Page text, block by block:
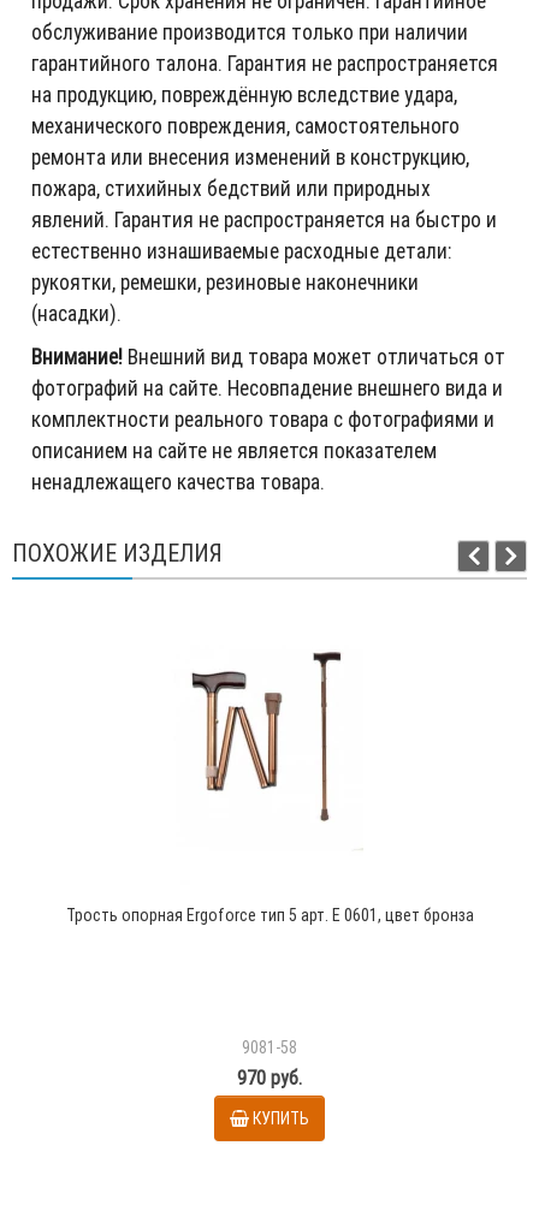
обслуживание производится только при наличии
гарантийного талона. Гарантия не распространяется
на продукцию, повреждённую вследствие удара,
механического повреждения, самостоятельного
ремонта или внесения изменений в конструкцию,
пожара, стихийных бедствий или природных
явлений. Гарантия не распространяется на быстро и
естественно изнашиваемые расходные детали:
рукоятки, ремешки, резиновые наконечники
(насадки).
Внимание! Внешний вид товара может отличаться от
фотографий на сайте. Несовпадение внешнего вида и
комплектности реального товара с фотографиями и
описанием на сайте не является показателем
ненадлежащего качества товара.
ПОХОЖИЕ ИЗДЕЛИЯ
Трость опорная Ergoforce тип 5 арт. Е 0601, цвет бронза
9081-58
970 руб.
КУПИТЬ